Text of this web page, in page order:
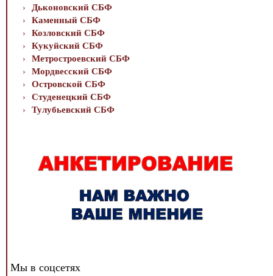
Дьконовский СБФ
Каменный СБФ
Козловский СБФ
Кукуйский СБФ
Метростроевский СБФ
Мордвесский СБФ
Островской СБФ
Студенецкий СБФ
Тулубьевский СБФ
Мы в соцсетях